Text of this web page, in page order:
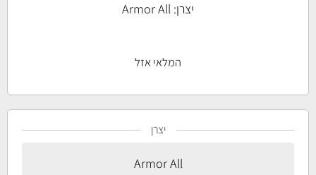
יצרן: Armor All
המלאי אזל
יצרן
Armor All